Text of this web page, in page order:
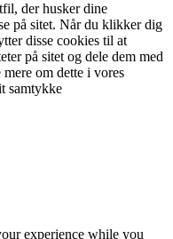
der husker dine
på sitet. Når du klikker dig
disse cookies til at
på sitet og dele dem med
om dette i vores
samtykke
experience while you